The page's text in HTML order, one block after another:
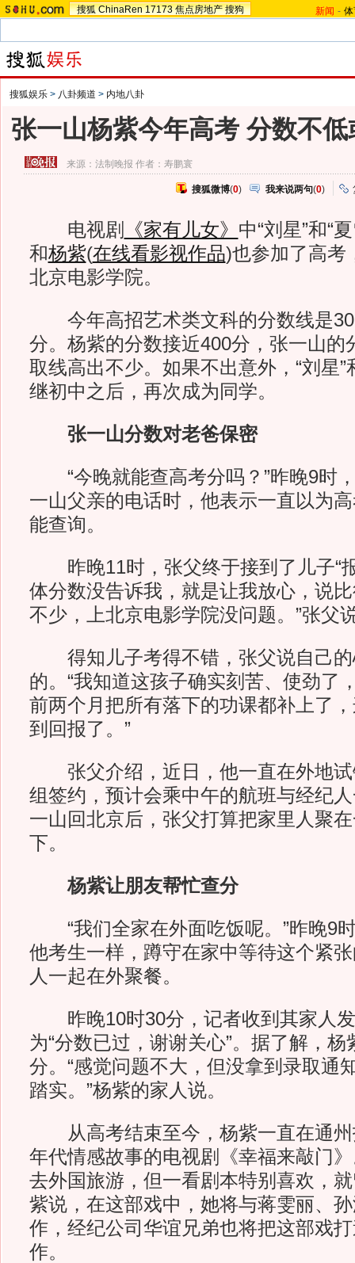
搜狐 ChinaRen 17173 焦点房地产 搜狗 新闻 -
搜狐娱乐 > 八卦频道 > 内地八卦
张一山杨紫今年高考 分数不
来源：法制晚报 作者：寿鹏寰
搜狐微博(0) 我来说两句(0)
电视剧 《家有儿女》 中“刘星”和“
和杨紫(在线看影视作品)也参加了高考
北京电影学院。
今年高招艺术类文科的分数线是
分。杨紫的分数接近400分，张一山的
取线高出不少。如果不出意外，“刘星”
继初中之后，再次成为同学。
张一山分数对老爸保密
“今晚就能查高考分吗？”昨晚9时
一山父亲的电话时，他表示一直以为
能查询。
昨晚11时，张父终于接到了儿子“报
体分数没告诉我，就是让我放心，说
不少，上北京电影学院没问题。”张父
得知儿子考得不错，张父说自己的
的。“我知道这孩子确实刻苦、使劲了
前两个月把所有落下的功课都补上了
到回报了。”
张父介绍，近日，他一直在外地试
组签约，预计会乘中午的航班与经纪
一山回北京后，张父打算把家里人聚
下。
杨紫让朋友帮忙查分
“我们全家在外面吃饭呢。”昨晚9
他考生一样，蹲守在家中等待这个紧
人一起在外聚餐。
昨晚10时30分，记者收到其家人发
为“分数已过，谢谢关心”。据了解，
分。“感觉问题不大，但没拿到录取通
踏实。”杨紫的家人说。
从高考结束至今，杨紫一直在通州
年代情感故事的电视剧《幸福来敲门
去外国旅游，但一看剧本特别喜欢，
紫说，在这部戏中，她将与蒋雯丽、
作，经纪公司华谊兄弟也将把这部戏
作。